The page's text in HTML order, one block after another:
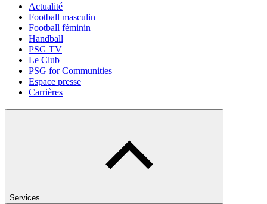
Actualité
Football masculin
Football féminin
Handball
PSG TV
Le Club
PSG for Communities
Espace presse
Carrières
Services